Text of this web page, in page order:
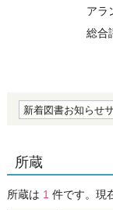
アラ
総合
新着図書お知らせ
所蔵
所蔵は 1 件です。現